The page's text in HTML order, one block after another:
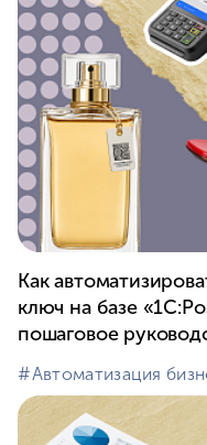
Как
ключ на базе
пошаговое
#⁣Автоматизация